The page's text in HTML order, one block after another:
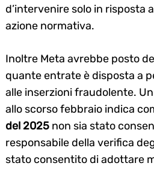
d’intervenire solo in risposta
azione normativa.
Inoltre Meta avrebbe posto
quante entrate è disposta a
alle inserzioni fraudolente.
allo scorso febbraio indica
del 2025 non sia stato
responsabile della verifica
stato consentito di adottare